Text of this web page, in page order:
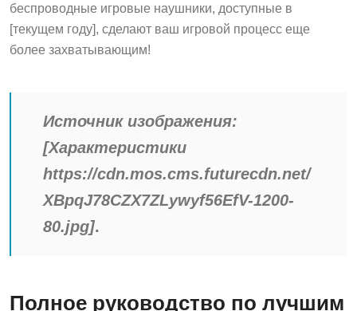
беспроводные игровые наушники, доступные в
[текущем году], сделают ваш игровой процесс еще
более захватывающим!
Источник изображения:
[Характеристики
https://cdn.mos.cms.futurecdn.net/
XBpqJ78CZX7ZLywyf56EfV-1200-
80.jpg].
Полное руководство по лучшим